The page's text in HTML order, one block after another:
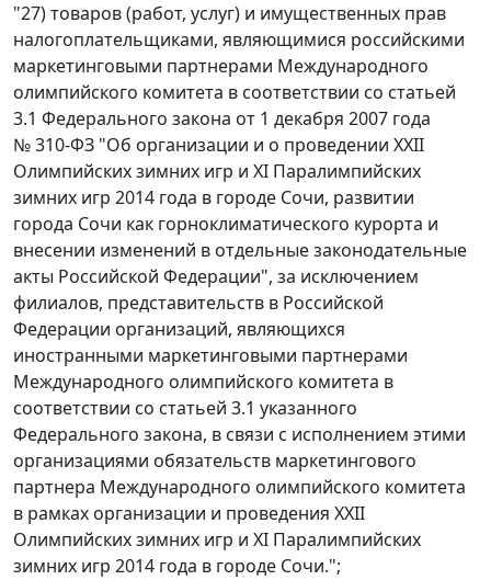
"27) товаров (работ, услуг) и имущественных прав
налогоплательщиками, являющимися российскими
маркетинговыми партнерами Международного
олимпийского комитета в соответствии со статьей
3.1 Федерального закона от 1 декабря 2007 года
№ 310-ФЗ "Об организации и о проведении XXII
Олимпийских зимних игр и XI Паралимпийских
зимних игр 2014 года в городе Сочи, развитии
города Сочи как горноклиматического курорта и
внесении изменений в отдельные законодательные
акты Российской Федерации", за исключением
филиалов, представительств в Российской
Федерации организаций, являющихся
иностранными маркетинговыми партнерами
Международного олимпийского комитета в
соответствии со статьей 3.1 указанного
Федерального закона, в связи с исполнением этими
организациями обязательств маркетингового
партнера Международного олимпийского комитета
в рамках организации и проведения XXII
Олимпийских зимних игр и XI Паралимпийских
зимних игр 2014 года в городе Сочи.";